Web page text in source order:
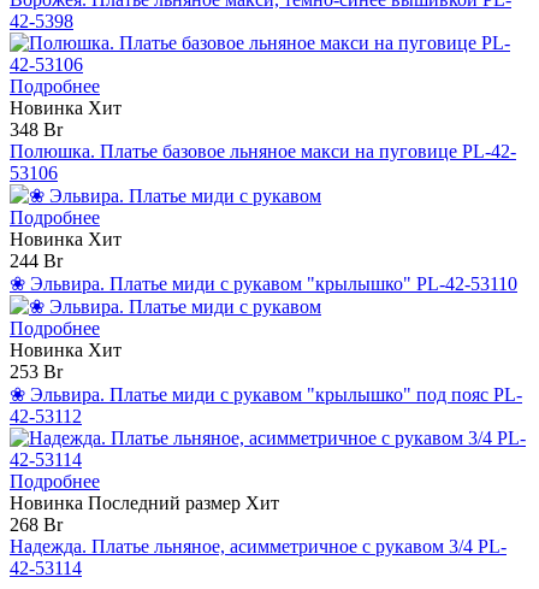
42-5398
Подробнее
Новинка Хит
348 Br
Полюшка. Платье базовое льняное макси на пуговице PL-42-
53106
Подробнее
Новинка Хит
244 Br
❀ Эльвира. Платье миди с рукавом "крылышко" PL-42-53110
Подробнее
Новинка Хит
253 Br
❀ Эльвира. Платье миди с рукавом "крылышко" под пояс PL-
42-53112
Подробнее
Новинка Последний размер Хит
268 Br
Надежда. Платье льняное, асимметричное с рукавом 3/4 PL-
42-53114